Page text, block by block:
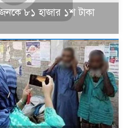
৮১ হাজার ১শ টাকা